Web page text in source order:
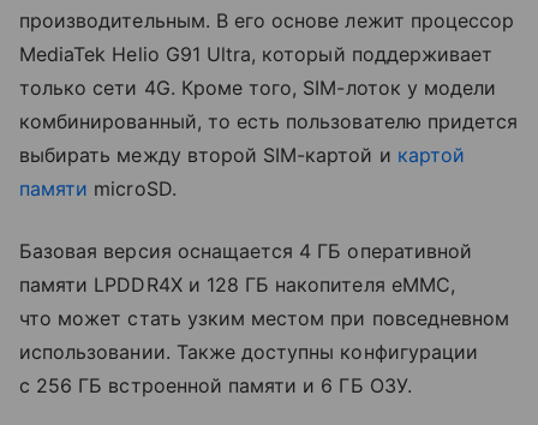
производительным. В его основе лежит процессор
MediaTek Helio G91 Ultra, который поддерживает
только сети 4G. Кроме того, SIM-лоток у модели
комбинированный, то есть пользователю придется
выбирать между второй SIM-картой и картой
памяти microSD.
Базовая версия оснащается 4 ГБ оперативной
памяти LPDDR4X и 128 ГБ накопителя eMMC,
что может стать узким местом при повседневном
использовании. Также доступны конфигурации
с 256 ГБ встроенной памяти и 6 ГБ ОЗУ.